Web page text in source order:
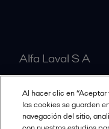
Alfa Laval S A
Nuestras oficinas
Al hacer clic en
las cookies se guarden
navegación del sitio,